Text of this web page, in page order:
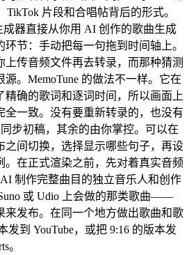
TikTok 片段和合唱帖背后的形式。
成器直接从你用 AI 创作的歌曲生成
节：手动把每一句拖到时间轴上。
上传音频文件再去转录，而那种猜测
。MemoTune 的做法不一样。它在
精确的歌词和逐词时间，所以画面上
全一致。没有要重新转录的，也没有
步初稿，其余的由你掌控。可以在
之间切换，选择显示哪些句子，再设
。在正式渲染之前，先对着真实音频
制作完整曲目的独立音乐人和创作
或 Udio 上会做的那类歌曲——
来发布。在同一个地方做出歌曲和歌
发到 YouTube，或把 9:16 的版本发
。